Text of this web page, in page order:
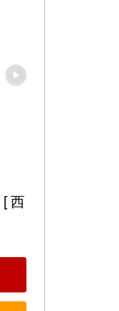
[ 西